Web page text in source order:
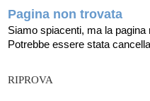
Pagina non trovata
Siamo spiacenti, ma la
Potrebbe essere stata
RIPROVA